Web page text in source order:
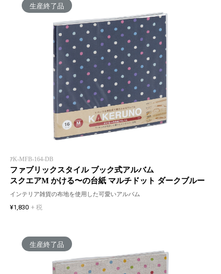
生産終了品
ｱK-MFB-164-DB
ファブリックスタイル ブック式アルバム
スクエアM かける〜の台紙 マルチドット ダークブルー
インテリア雑貨の布地を使用した可愛いアルバム
¥1,830 + 税
生産終了品